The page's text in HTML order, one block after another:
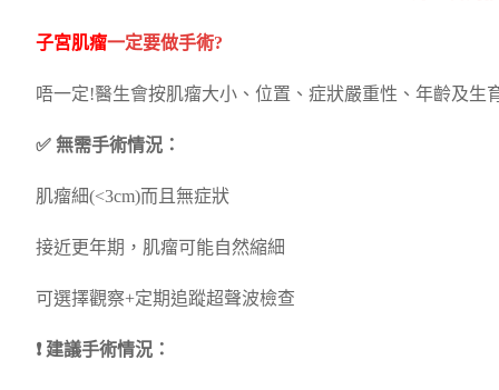
子宮肌瘤一定要做手術?
唔一定!醫生會按肌瘤大小、位置、症狀嚴重性、年齡及生
✅ 無需手術情況：
肌瘤細(<3cm)而且無症狀
接近更年期，肌瘤可能自然縮細
可選擇觀察+定期追蹤超聲波檢查
❗ 建議手術情況：